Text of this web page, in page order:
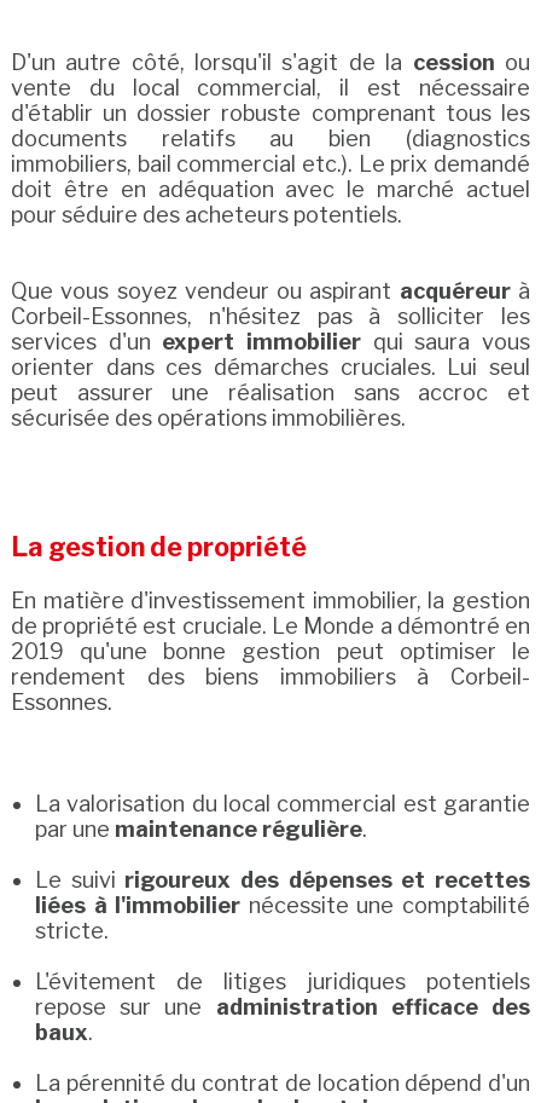
D'un autre côté, lorsqu'il s'agit de la cession ou
vente du local commercial, il est nécessaire
d'établir un dossier robuste comprenant tous les
documents relatifs au bien (diagnostics
immobiliers, bail commercial etc.). Le prix demandé
doit être en adéquation avec le marché actuel
pour séduire des acheteurs potentiels.
Que vous soyez vendeur ou aspirant acquéreurà
Corbeil-Essonnes, n'hésitez pas à solliciter les
services d'un expert immobilier qui saura vous
orienter dans ces démarches cruciales. Lui seul
peut assurer une réalisation sans accroc et
sécurisée des opérations immobilières.
La gestion de propriété
En matière d'investissement immobilier, la gestion
de propriété est cruciale. Le Monde a démontré en
2019 qu'une bonne gestion peut optimiser le
rendement des biens immobiliers à Corbeil-
Essonnes.
La valorisation du local commercial est garantie
par une maintenance régulière.
Le suivi rigoureux des dépenses et recettes
liées à l'immobilier nécessite une comptabilité
stricte.
L'évitement de litiges juridiques potentiels
repose sur une administration efficace des
baux.
La pérennité du contrat de location dépend d'un